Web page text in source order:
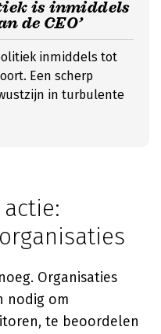
is inmiddels
de CEO’
inmiddels tot
Een scherp
in turbulente
Organisaties
nodig om
te beoordelen